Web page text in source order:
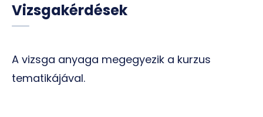
Vizsgakérdések
A vizsga anyaga megegyezik a kurzus
tematikájával.